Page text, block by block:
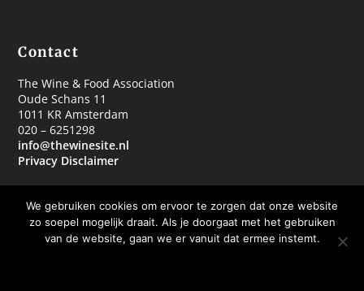
Contact
The Wine & Food Association
Oude Schans 11
1011 KR Amsterdam
020 – 6251298
info@thewinesite.nl
Privacy Disclaimer
We gebruiken cookies om ervoor te zorgen dat onze website
zo soepel mogelijk draait. Als je doorgaat met het gebruiken
van de website, gaan we er vanuit dat ermee instemt.